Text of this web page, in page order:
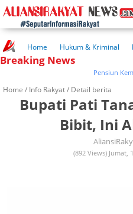
Home Hukum & Kriminal
Kuliner Rakyat
Wisata Rakyat
Kesehatan
Breaking News
Pensiun
Home / Info Rakyat/ Detail berita
Bupati Pati
Bibit, Ini
(892 Views) Jumat,